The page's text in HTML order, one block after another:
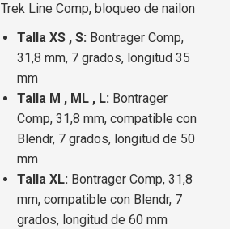
Trek Line Comp, bloqueo de nailon
Talla XS , S: Bontrager Comp,
31,8 mm, 7 grados, longitud 35
mm
Talla M , ML , L: Bontrager
Comp, 31,8 mm, compatible con
Blendr, 7 grados, longitud de 50
mm
Talla XL: Bontrager Comp, 31,8
mm, compatible con Blendr, 7
grados, longitud de 60 mm